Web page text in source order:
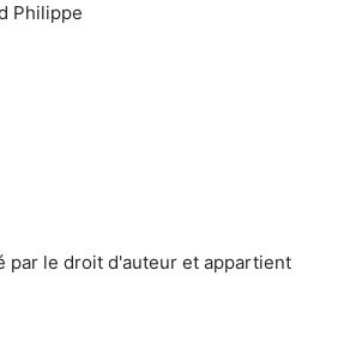
Philippe
par le droit d'auteur et appartient